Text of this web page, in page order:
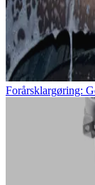
Forårsklargøring: